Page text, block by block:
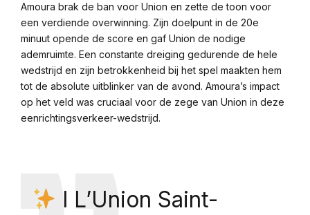
Amoura brak de ban voor Union en zette de toon voor
een verdiende overwinning. Zijn doelpunt in de 20e
minuut opende de score en gaf Union de nodige
ademruimte. Een constante dreiging gedurende de hele
wedstrijd en zijn betrokkenheid bij het spel maakten hem
tot de absolute uitblinker van de avond. Amoura’s impact
op het veld was cruciaal voor de zege van Union in deze
eenrichtingsverkeer-wedstrijd.
l L’Union Saint-